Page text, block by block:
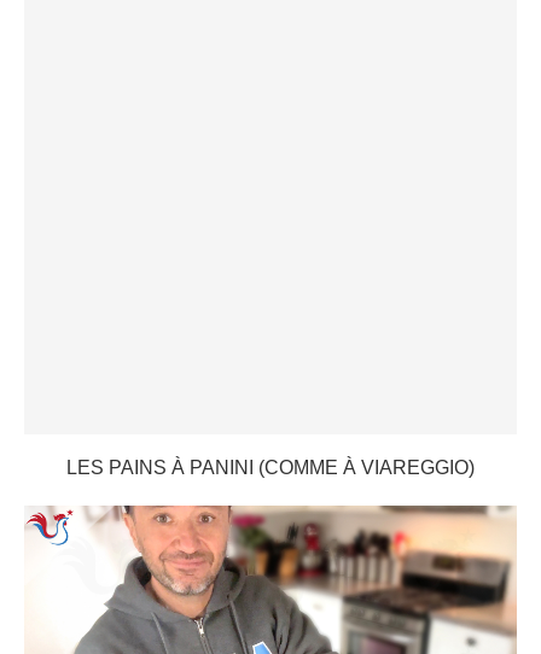
LES PAINS À PANINI (COMME À VIAREGGIO)